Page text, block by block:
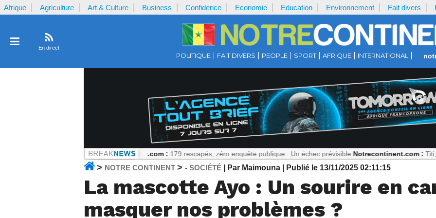
Afrique Agriculture Art & Culture Business Confidence Economie Education Environnement Fait divers
En direct
POLITIQUE FAIT DIVERS PEOPLE SPORT AFRIQUE INTERNATIONAL
Notrecontinent.com : 179 rescapés, zéro enquête publique : Un échec prévisible Notrecontinent.com : Titi, ciblée pour
> NOTRE CONTINENT > - SOCIÉTÉ | Par Maimouna | Publié le 13/11/2025 02:11:15
La mascotte Ayo : Un sourire en
masquer nos problèmes ?